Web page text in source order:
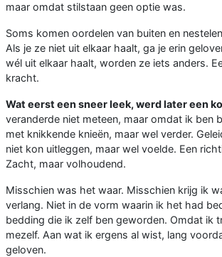
maar omdat stilstaan geen optie was.
Soms komen oordelen van buiten en
Als je ze niet uit elkaar haalt, ga je erin
wél uit elkaar haalt, worden ze iets anders.
kracht.
Wat eerst een sneer leek, werd later een
veranderde niet meteen, maar omdat ik ben
met knikkende knieën, maar wel verder.
niet kon uitleggen, maar wel voelde. Een
Zacht, maar volhoudend.
Misschien was het waar. Misschien krijg ik
verlang. Niet in de vorm waarin ik het had
bedding die ik zelf ben geworden. Omdat ik
mezelf. Aan wat ik ergens al wist, lang
geloven.